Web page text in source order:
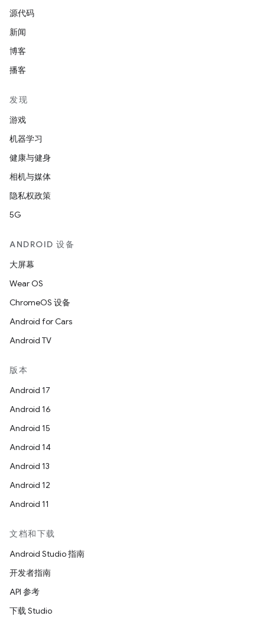
源代码
新闻
博客
播客
发现
游戏
机器学习
健康与健身
相机与媒体
隐私权政策
5G
ANDROID 设备
大屏幕
Wear OS
ChromeOS 设备
Android for Cars
Android TV
版本
Android 17
Android 16
Android 15
Android 14
Android 13
Android 12
Android 11
文档和下载
Android Studio 指南
开发者指南
API 参考
下载 Studio